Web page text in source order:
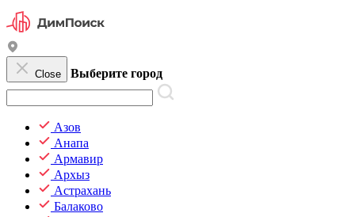
Close Выберите город
Азов
Анапа
Армавир
Архыз
Астрахань
Балаково